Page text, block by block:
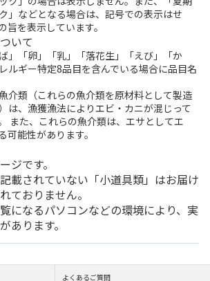
」などとなる場合は、記号での表示はせ
旨を表示しています。
いて
」「卵」「乳」「落花生」「えび」「か
ルギー特定8品目を含んでいる場合に品目名
介類（これらの魚介類を原材料として製造
は、漁獲漁法によりエビ・カニが混じって
また、これらの魚介類は、エサとしてエ
可能性があります。
ジです。
載されていない「小道具類」はお届け
ておりません。
になるパソコンなどの環境により、実
あります。
よくあるご質問